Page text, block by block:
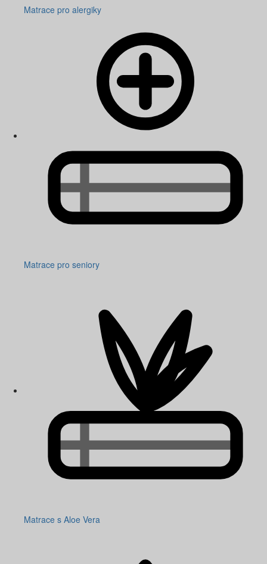
Matrace pro alergiky
Matrace pro seniory
Matrace s Aloe Vera